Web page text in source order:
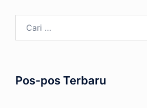
untuk:
Pos-pos Terbaru